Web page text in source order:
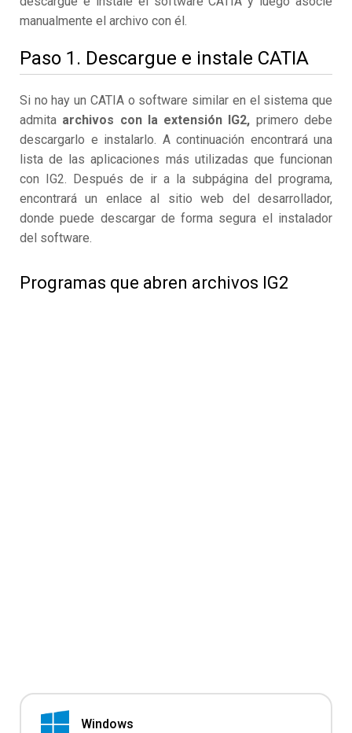
manualmente el archivo con él.
Paso 1. Descargue e instale CATIA
Si no hay un CATIA o software similar en el sistema que
admita archivos con la extensión IG2, primero debe
descargarlo e instalarlo. A continuación encontrará una
lista de las aplicaciones más utilizadas que funcionan
con IG2. Después de ir a la subpágina del programa,
encontrará un enlace al sitio web del desarrollador,
donde puede descargar de forma segura el instalador
del software.
Programas que abren archivos IG2
Windows